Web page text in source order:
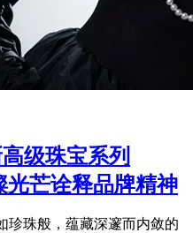
级珠宝系列
光芒诠释品牌精神
珍珠般，蕴藏深邃而内敛的